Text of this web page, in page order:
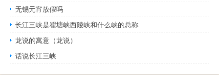
无锡元宵放假吗
长江三峡是翟塘峡西陵峡和什么峡的总称
龙说的寓意（龙说）
话说长江三峡